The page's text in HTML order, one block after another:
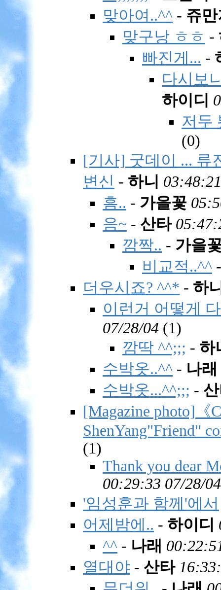
맞아여..^^ - 쥬
맞구낭 ㅎㅎ -
빠진게... -
다시보
하이디
저두
(0)
[기사] 굿데이 ... 류
변신 - 하니
흠.. - 가을꽃
음~ - 산타
깜짝.. - 가을
비교적..^^
더우시죠? ^^* - 하
이런거 어떻게
07/28/04 (1)
깜딱 ^^;;; - 하
수박옷..^^ - 나래
수박옷...^^;;; -
[Magazine photo]《
ShenYang"Friend"
(1)
Thank you dear
00:29:33 07/28/04
'임성훈과 함께'에서
어제밤에.. - 하이디
^^ - 나래
열대야 - 산타